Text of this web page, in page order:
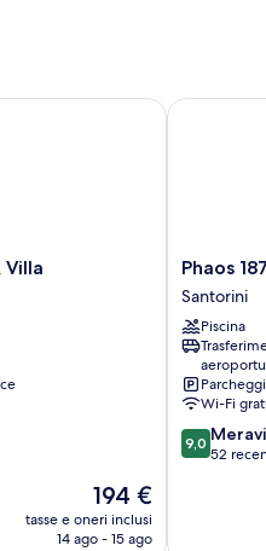
Villa
Il
prezzo
attuale
194 €
tasse e oneri inclusi
14 ago - 15 ago
Phaos
1870
A
Restored
Winery
Santorini
Phaos
Santorini
Piscina
Wi-Fi
9.0
su
9,0
52
Phaos